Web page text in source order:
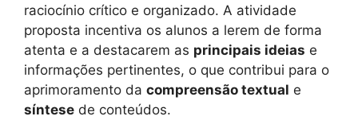
raciocínio crítico e organizado. A atividade
proposta incentiva os alunos a lerem de forma
atenta e a destacarem as principais ideias e
informações pertinentes, o que contribui para o
aprimoramento da compreensão textual e
síntese de conteúdos.